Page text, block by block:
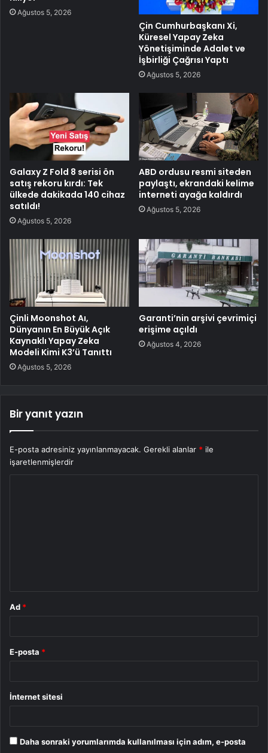
Ağustos 5, 2026
Çin Cumhurbaşkanı Xi,
Küresel Yapay Zeka
Yönetişiminde Adalet ve
İşbirliği Çağrısı Yaptı
Ağustos 5, 2026
Galaxy Z Fold 8 serisi ön
satış rekoru kırdı: Tek
ülkede dakikada 140 cihaz
satıldı!
Ağustos 5, 2026
ABD ordusu resmi siteden
paylaştı, ekrandaki kelime
interneti ayağa kaldırdı
Ağustos 5, 2026
Çinli Moonshot Aı,
Dünyanın En Büyük Açık
Kaynaklı Yapay Zeka
Modeli Kimi K3’ü Tanıttı
Ağustos 5, 2026
Garanti’nin arşivi çevrimiçi
erişime açıldı
Ağustos 4, 2026
Bir yanıt yazın
E-posta adresiniz yayınlanmayacak. Gerekli alanlar * ile
işaretlenmişlerdir
Ad *
E-posta *
İnternet sitesi
Daha sonraki yorumlarımda kullanılması için adım, e-posta